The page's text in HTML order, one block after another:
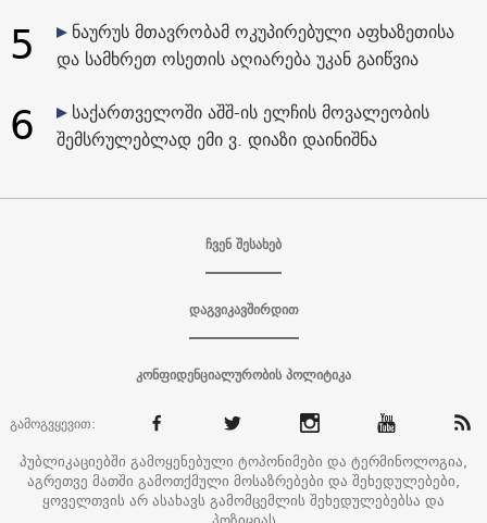
5
ნაურუს მთავრობამ ოკუპირებული აფხაზეთისა
და სამხრეთ ოსეთის აღიარება უკან გაიწვია
6
საქართველოში აშშ-ის ელჩის მოვალეობის
შემსრულებლად ემი ვ. დიაზი დაინიშნა
ჩვენ შესახებ
დაგვიკავშირდით
კონფიდენციალურობის პოლიტიკა
გამოგვყევით:
პუბლიკაციებში გამოყენებული ტოპონიმები და ტერმინოლოგია,
აგრეთვე მათში გამოთქმული მოსაზრებები და შეხედულებები,
ყოველთვის არ ასახავს გამომცემლის შეხედულებებსა და